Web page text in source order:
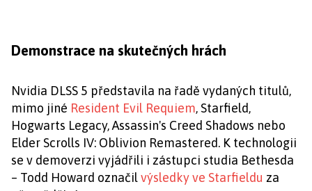
Demonstrace na skutečných hrách
Nvidia DLSS 5 představila na řadě vydaných titulů,
mimo jiné Resident Evil Requiem, Starfield,
Hogwarts Legacy, Assassin's Creed Shadows nebo
Elder Scrolls IV: Oblivion Remastered. K technologii
se v demoverzi vyjádřili i zástupci studia Bethesda
– Todd Howard označilvýsledky ve Starfieldu za